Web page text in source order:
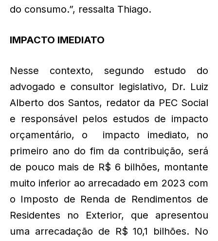
do consumo.”, ressalta Thiago.
IMPACTO IMEDIATO
Nesse contexto, segundo estudo do
advogado e consultor legislativo, Dr. Luiz
Alberto dos Santos, redator da PEC Social
e responsável pelos estudos de impacto
orçamentário, o impacto imediato, no
primeiro ano do fi­m da contribuição, será
de pouco mais de R$ 6 bilhões, montante
muito inferior ao arrecadado em 2023 com
o Imposto de Renda de Rendimentos de
Residentes no Exterior, que apresentou
uma arrecadação de R$ 10,1 bilhões. No